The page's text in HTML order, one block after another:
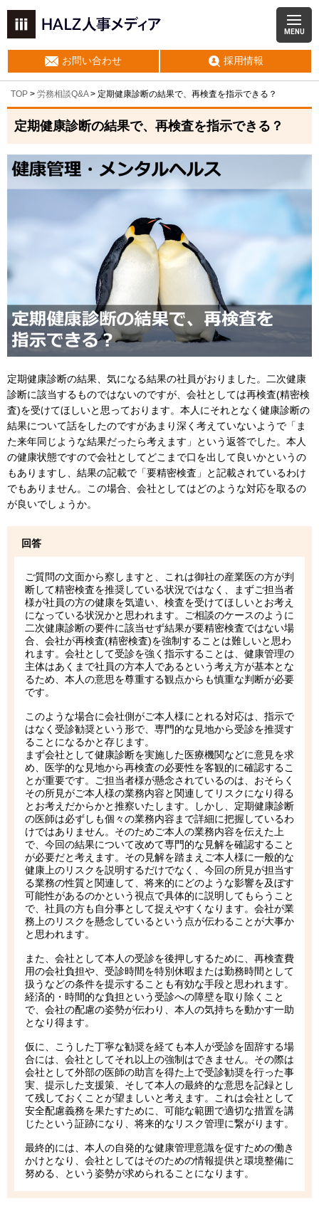
MENU
お問い合わせ 採用情報
TOP > 労務相談Q&A> 定期健康診断の結果で、再検査を指示できる？
定期健康診断の結果で、再検査を指示できる？
定期健康診断の結果、気になる結果の社員がおりました。二次健康
診断に該当するものではないのですが、会社としては再検査(精密検
査)を受けてほしいと思っております。本人にそれとなく健康診断の
結果について話をしたのですがあまり深く考えていないようで「ま
た来年同じような結果だったら考えます」という返答でした。本人
の健康状態ですので会社としてどこまで口を出して良いかというの
もありますし、結果の記載で「要精密検査」と記載されているわけ
でもありません。この場合、会社としてはどのような対応を取るの
が良いでしょうか。
回答
ご質問の文面から察しますと、これは御社の産業医の方が判
断して精密検査を推奨している状況ではなく、まずご担当者
様が社員の方の健康を気遣い、検査を受けてほしいとお考え
になっている状況かと思われます。ご相談のケースのように
二次健康診断の要件に該当せず結果が要精密検査ではない場
合、会社が再検査(精密検査)を強制することは難しいと思わ
れます。会社として受診を強く指示することは、健康管理の
主体はあくまで社員の方本人であるという考え方が基本とな
るため、本人の意思を尊重する観点からも慎重な判断が必要
です。
このような場合に会社側がご本人様にとれる対応は、指示で
はなく受診勧奨という形で、専門的な見地から受診を推奨す
ることになるかと存じます。
まず会社として健康診断を実施した医療機関などに意見を求
め、医学的な見地から再検査の必要性を客観的に確認するこ
とが重要です。ご担当者様が懸念されているのは、おそらく
その所見がご本人様の業務内容と関連してリスクになり得る
とお考えだからかと推察いたします。しかし、定期健康診断
の医師は必ずしも個々の業務内容まで詳細に把握しているわ
けではありません。そのためご本人の業務内容を伝えた上
で、今回の結果について改めて専門的な見解を確認すること
が必要だと考えます。その見解を踏まえご本人様に一般的な
健康上のリスクを説明するだけでなく、今回の所見が担当す
る業務の性質と関連して、将来的にどのような影響を及ぼす
可能性があるのかという視点で具体的に説明してもらうこと
で、社員の方も自分事として捉えやすくなります。会社が業
務上のリスクを懸念しているという点が伝わることが大事か
と思われます。
また、会社として本人の受診を後押しするために、再検査費
用の会社負担や、受診時間を特別休暇または勤務時間として
扱うなどの条件を提示することも有効な手段と思われます。
経済的・時間的な負担という受診への障壁を取り除くこと
で、会社の配慮の姿勢が伝わり、本人の気持ちを動かす一助
となり得ます。
仮に、こうした丁寧な勧奨を経ても本人が受診を固辞する場
合には、会社としてそれ以上の強制はできません。その際は
会社として外部の医師の助言を得た上で受診勧奨を行った事
実、提示した支援策、そして本人の最終的な意思を記録とし
て残しておくことが望ましいと考えます。これは会社として
安全配慮義務を果たすために、可能な範囲で適切な措置を講
じたという証跡になり、将来的なリスク管理に繋がります。
最終的には、本人の自発的な健康管理意識を促すための働き
かけとなり、会社としてはそのための情報提供と環境整備に
努める、という姿勢が求められることになります。